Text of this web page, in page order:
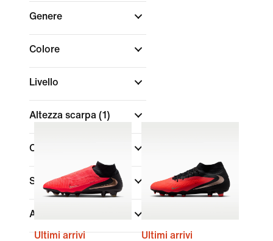
Genere
Colore
Livello
Altezza scarpa (1)
Collezioni
Superficie
Acquista per prezzo
Ultimi arrivi
Ultimi arrivi